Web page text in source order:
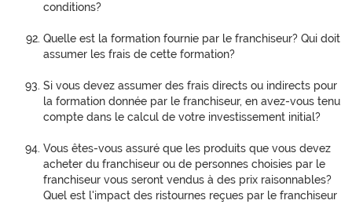
conditions?
Quelle est la formation fournie par le franchiseur? Qui doit
assumer les frais de cette formation?
Si vous devez assumer des frais directs ou indirects pour
la formation donnée par le franchiseur, en avez-vous tenu
compte dans le calcul de votre investissement initial?
Vous êtes-vous assuré que les produits que vous devez
acheter du franchiseur ou de personnes choisies par le
franchiseur vous seront vendus à des prix raisonnables?
Quel est l'impact des ristournes reçues par le franchiseur